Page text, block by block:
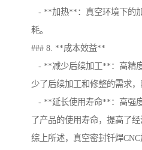
- **加热**：真空环境下的
耗。
### 8. **成本效益**
- **减少后续加工**：高精
少了后续加工和修整的需求，
- **延长使用寿命**：高强
了产品的使用寿命，提高了经
综上所述，真空密封钎焊CNC